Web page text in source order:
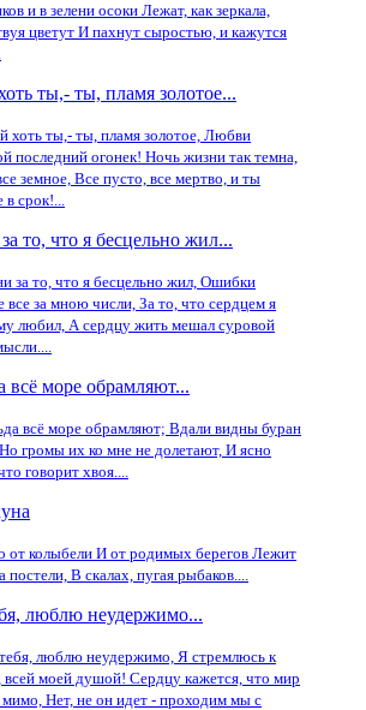
и в зелени осоки Лежат, как зеркала,
цветут И пахнут сыростью, и кажутся
ты,- ты, пламя золотое...
хоть ты,- ты, пламя золотое, Любви
последний огонек! Ночь жизни так темна,
земное, Все пусто, все мертво, и ты
в срок!...
то, что я бесцельно жил...
за то, что я бесцельно жил, Ошибки
все за мною числи, За то, что сердцем я
любил, А сердцу жить мешал суровой
всё море обрамляют...
всё море обрамляют; Вдали видны буран
громы их ко мне не долетают, И ясно
говорит хвоя....
от колыбели И от родимых берегов Лежит
постели, В скалах, пугая рыбаков....
люблю неудержимо...
люблю неудержимо, Я стремлюсь к
всей моей душой! Сердцу кажется, что мир
Нет, не он идет - проходим мы с